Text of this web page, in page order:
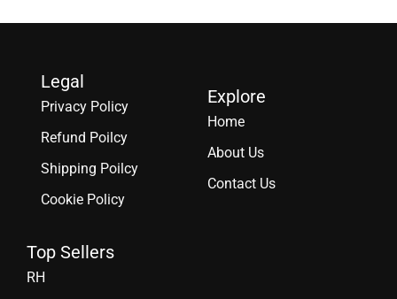
Legal
Privacy Policy
Refund Poilcy
Shipping Poilcy
Cookie Policy
Explore
Home
About Us
Contact Us
Top Sellers
RH